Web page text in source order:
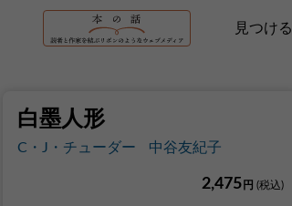
見つける
白墨人形
C・J・チューダー 中谷友紀子
2,475 円 (税込)